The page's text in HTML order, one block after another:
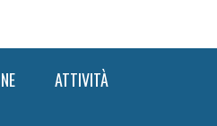
ATTIVITÀ